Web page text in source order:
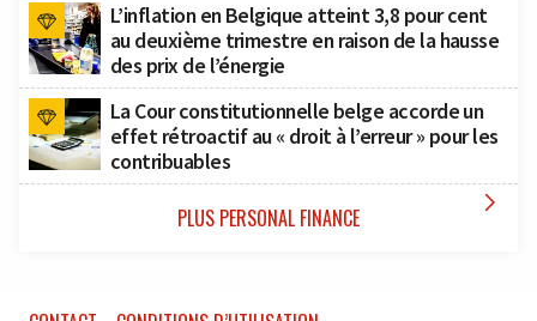
L’inflation en Belgique atteint 3,8 pour cent
au deuxième trimestre en raison de la hausse
des prix de l’énergie
La Cour constitutionnelle belge accorde un
effet rétroactif au « droit à l’erreur » pour les
contribuables
PLUS PERSONAL FINANCE 